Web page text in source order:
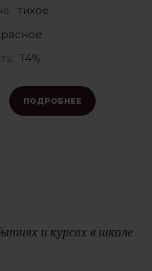
тихое
14%
ПОДРОБНЕЕ
и курсах в школе